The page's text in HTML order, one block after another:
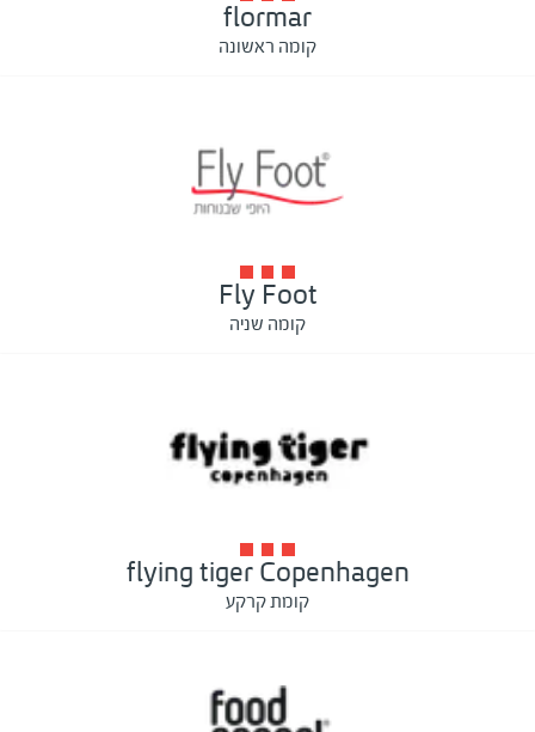
flormar
קומה ראשונה
Fly Foot
קומה שניה
flying tiger Copenhagen
קומת קרקע